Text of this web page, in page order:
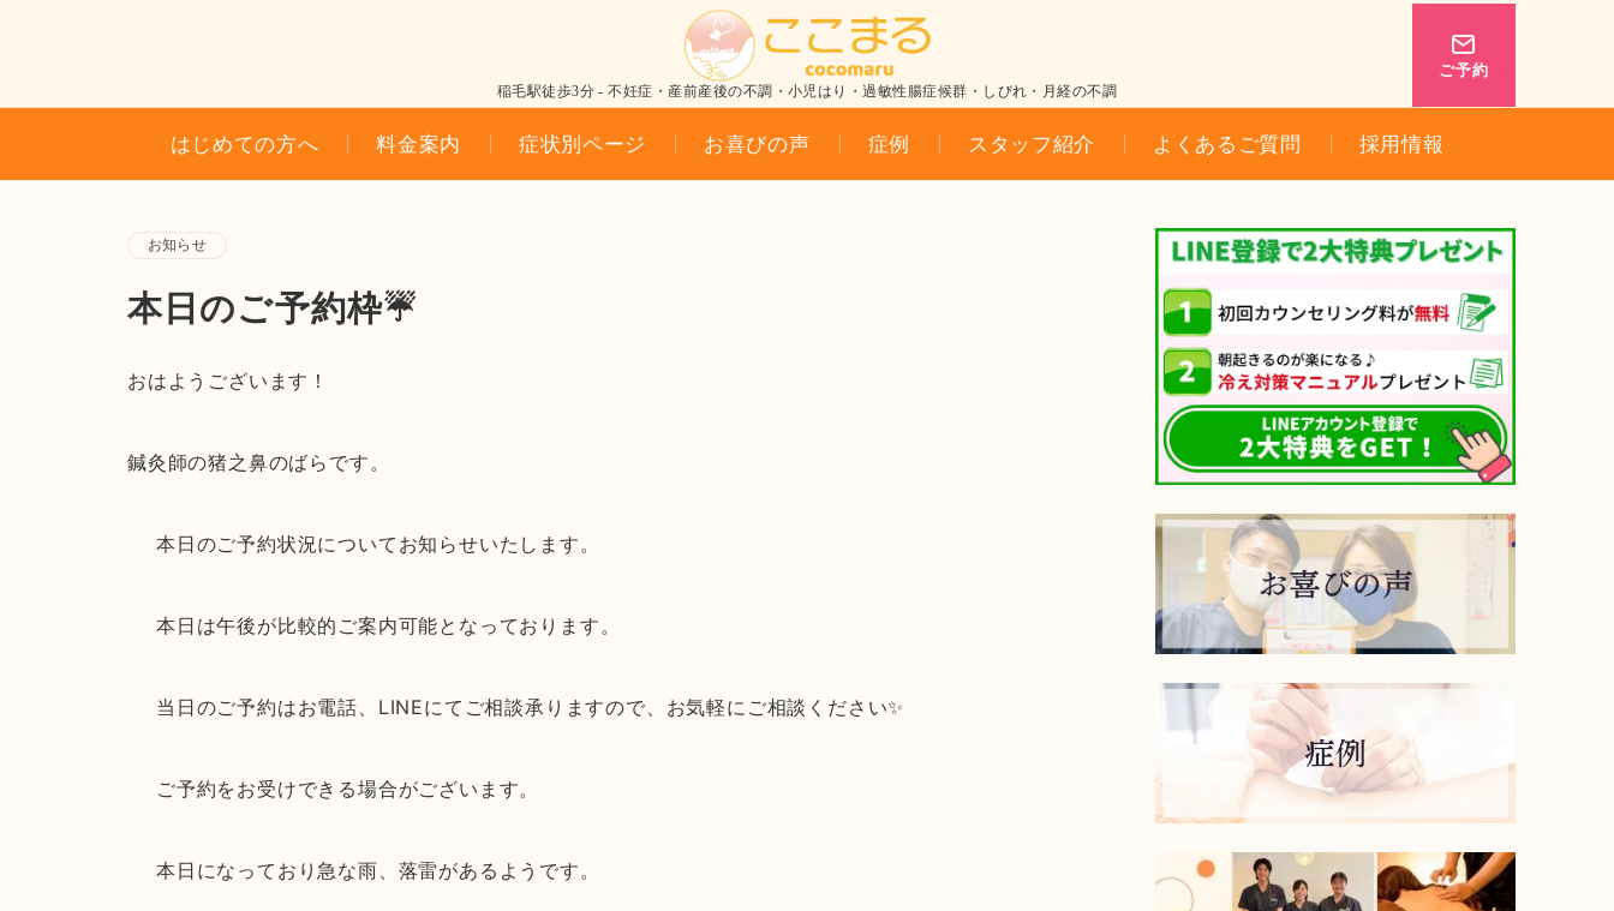
稲毛駅徒歩3分 - 不妊症・産前産後の不調・小児はり・過敏性腸症候群・しびれ・月経の不調
ご予約
はじめての方へ 料金案内 症状別ページ お喜びの声 症例 スタッフ紹介 よくあるご質問 採用情報
お知らせ
本日のご予約枠☔
おはようございます！
鍼灸師の猪之鼻のばらです。
本日のご予約状況についてお知らせいたします。
本日は午後が比較的ご案内可能となっております。
当日のご予約はお電話、LINEにてご相談承りますので、お気軽にご相談ください✨
ご予約をお受けできる場合がございます。
本日になっており急な雨、落雷があるようです。